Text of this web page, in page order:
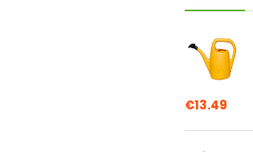
€13.49